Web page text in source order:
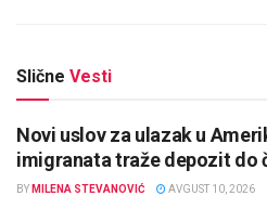
Slične Vesti
Novi uslov za ulazak u
imigranata traže depozit do
BY MILENA STEVANOVIĆ AVGUST 10, 2026